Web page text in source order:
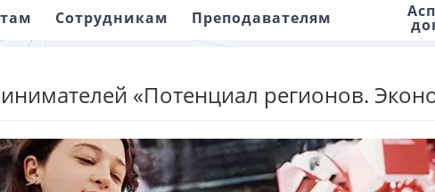
Сотрудникам Преподавателям
«Потенциал регионов.